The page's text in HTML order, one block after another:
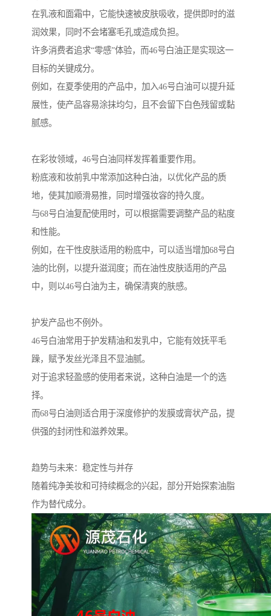
在乳液和面霜中，它能快速被皮肤吸收，提供即时的滋
润效果，同时不会堵塞毛孔或造成负担。
许多消费者追求“零感”体验，而46号白油正是实现这一
目标的关键成分。
例如，在夏季使用的产品中，加入46号白油可以提升延
展性，使产品容易涂抹均匀，且不会留下白色残留或黏
腻感。
在彩妆领域，46号白油同样发挥着重要作用。
粉底液和妆前乳中常添加这种白油，以优化产品的质
地，使其加顺滑易推，同时增强妆容的持久度。
与68号白油复配使用时，可以根据需要调整产品的粘度
和性能。
例如，在干性皮肤适用的粉底中，可以适当增加68号白
油的比例，以提升滋润度；而在油性皮肤适用的产品
中，则以46号白油为主，确保清爽的肤感。
护发产品也不例外。
46号白油常用于护发精油和发乳中，它能有效抚平毛
躁，赋予发丝光泽且不显油腻。
对于追求轻盈感的使用者来说，这种白油是一个的选
择。
而68号白油则适合用于深度修护的发膜或膏状产品，提
供强的封闭性和滋养效果。
趋势与未来：稳定性与并存
随着纯净美妆和可持续概念的兴起，部分开始探索油脂
作为替代成分。